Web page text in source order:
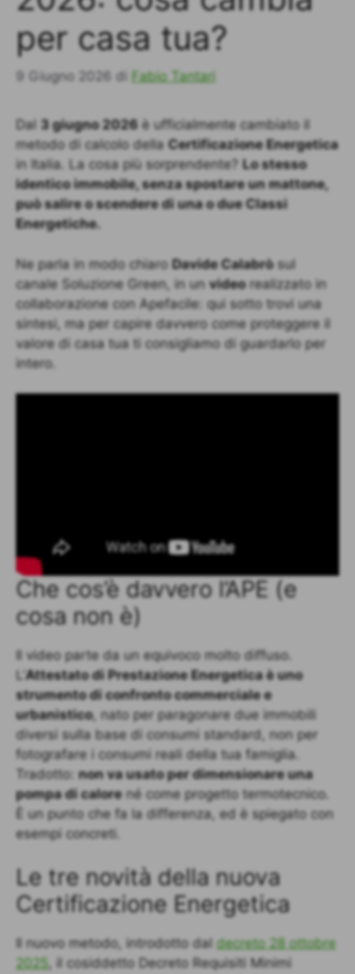
per casa tua?
9 Giugno 2026 di Fabio Tantari
Dal 3 giugno 2026 è ufficialmente cambiato il
metodo di calcolo dellaCertificazione Energetica
in Italia. La cosa più sorprendente? Lo stesso
identico immobile, senza spostare un mattone,
può salire o scendere di una o due Classi
Energetiche.
Ne parla in modo chiaro Davide Calabròsul
canale Soluzione Green, in un videorealizzato in
collaborazione con Apefacile: qui sotto trovi una
sintesi, ma per capire davvero come proteggere il
valore di casa tua ti consigliamo di guardarlo per
intero.
Che cos’è davvero l’APE (e
cosa non è)
Il video parte da un equivoco molto diffuso.
L’ Attestato di Prestazione Energetica è uno
strumento di confronto commerciale e
urbanistico, nato per paragonare due immobili
diversi sulla base di consumi standard, non per
fotografare i consumi reali della tua famiglia.
Tradotto:non va usato per dimensionare una
pompa di calorené come progetto termotecnico.
È un punto che fa la differenza, ed è spiegato con
esempi concreti.
Le tre novità della nuova
Certificazione Energetica
Il nuovo metodo, introdotto dal decreto 28 ottobre
2025, il cosiddetto Decreto Requisiti Minimi